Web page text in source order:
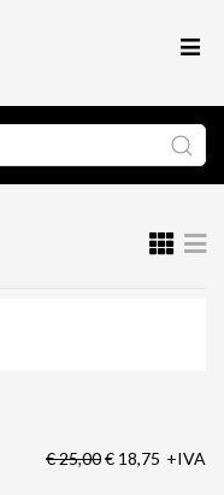
€ 25,00€ 18,75 +IVA